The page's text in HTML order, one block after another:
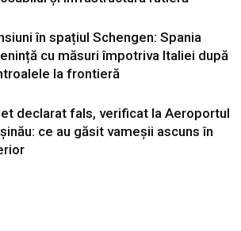
în spațiul Schengen: Spania
cu măsuri împotriva Italiei după
la frontieră
declarat fals, verificat la Aeroportul
ce au găsit vameșii ascuns în